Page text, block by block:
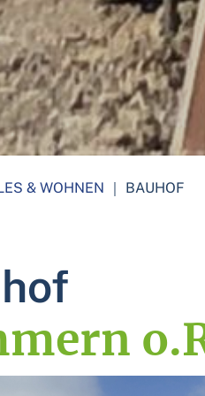
& WOHNEN ｜ BAUHOF